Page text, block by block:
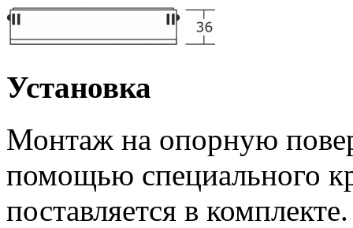
Установка
Монтаж на опорную
помощью специального
поставляется в